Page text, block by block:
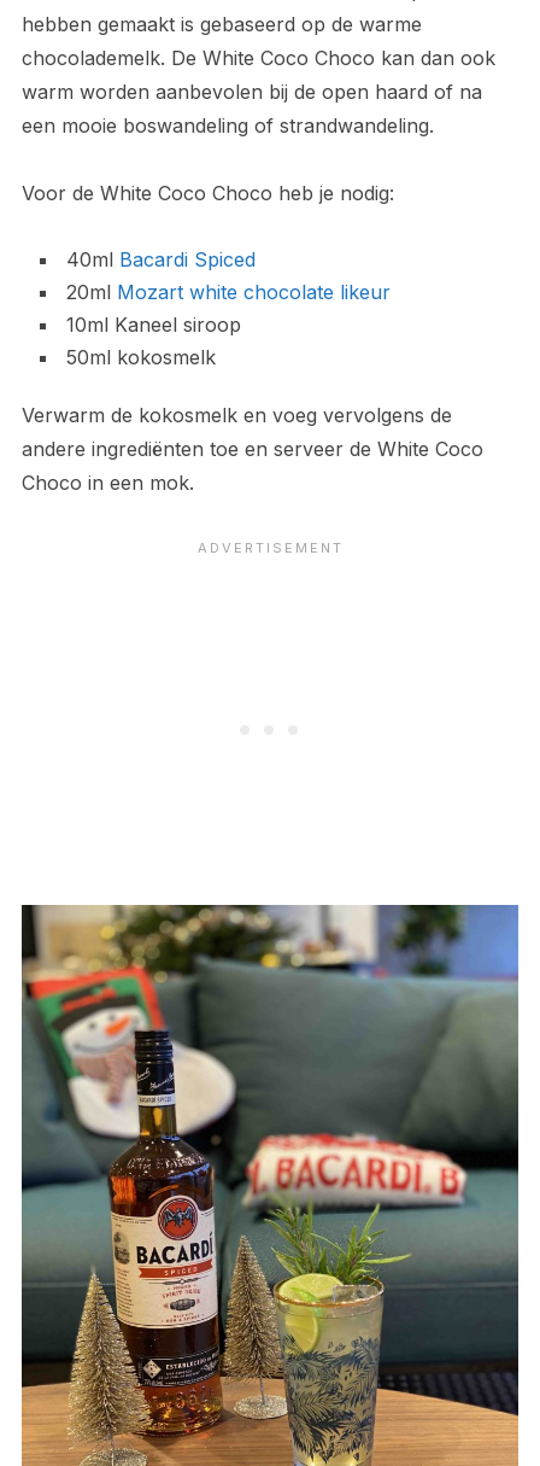
hebben gemaakt is gebaseerd op de warme
chocolademelk. De White Coco Choco kan dan ook
warm worden aanbevolen bij de open haard of na
een mooie boswandeling of strandwandeling.
Voor de White Coco Choco heb je nodig:
40ml Bacardi Spiced
20ml Mozart white chocolate likeur
10ml Kaneel siroop
50ml kokosmelk
Verwarm de kokosmelk en voeg vervolgens de
andere ingrediënten toe en serveer de White Coco
Choco in een mok.